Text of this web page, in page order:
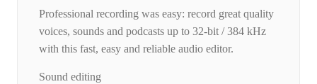
Professional recording was easy: record great quality
voices, sounds and podcasts up to 32-bit / 384 kHz
with this fast, easy and reliable audio editor.
Sound editing